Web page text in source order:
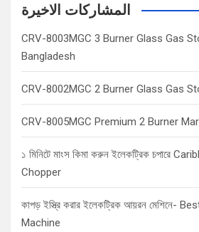
c
المشاركات الاخيرة
CRV-8003MGC 3 Burner Glass Gas
Bangladesh
CRV-8002MGC 2 Burner Glass Gas
CRV-8005MGC Premium 2 Burner
১ মিনিটে মাংস কিমা করুন ইলেকট্রিক চপারে
Chopper
কাপড় ইস্ত্রি করার ইলেকট্রিক আয়রন মেশিনে-
Machine